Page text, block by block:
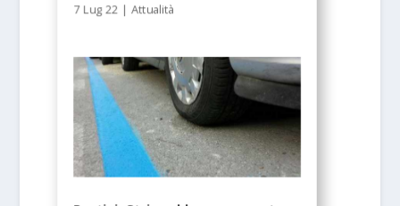
7 Lug 22 |Attualità